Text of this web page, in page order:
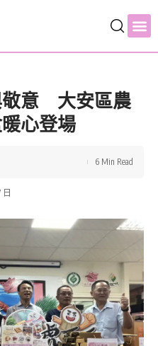
敬意 大安區農
心登場
日
6 Min Read